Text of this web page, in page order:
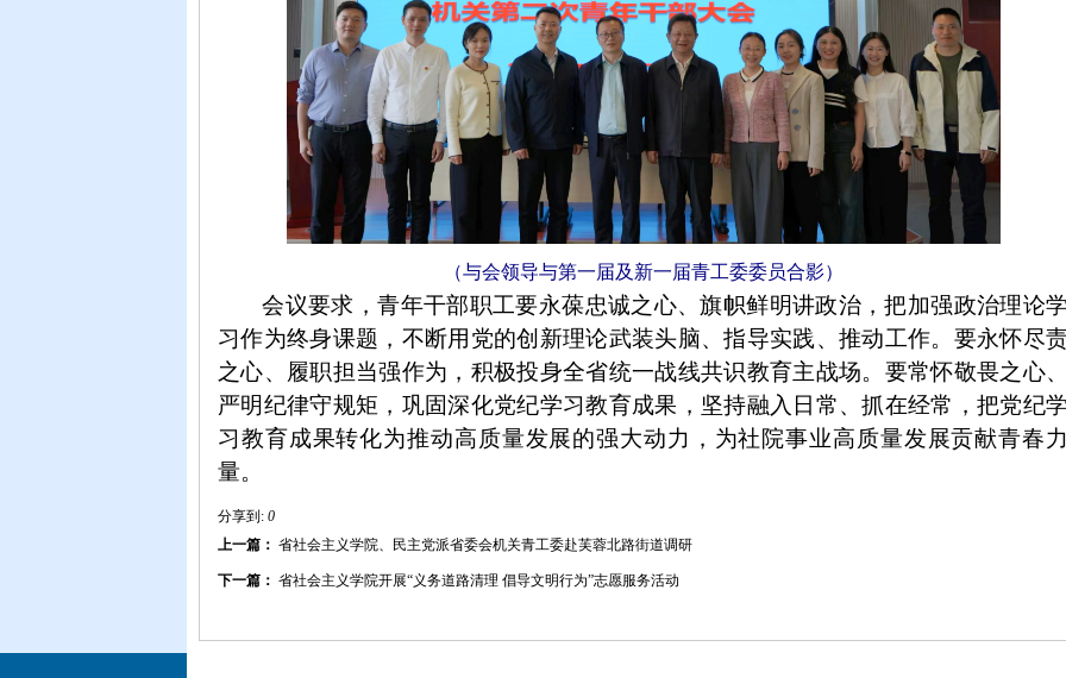
（与会领导与第一届及新一届青工委委员合影）
会议要求，青年干部职工要永葆忠诚之心、旗帜鲜明讲政治，把加强政治理论
习作为终身课题， 不断用党的创新理论武装头脑、指导实践、推动工作。 要永怀尽
之心、 履职担当强作为，积极投身全省统一战线共识教育主战场。要常怀敬畏之心
严明纪律守规矩，巩固深化党纪学习教育成果，坚持融入日常、抓在经常，把党纪
习教育成果转化为推动高质量发展的强大动力， 为社院事业高质量发展贡献青春
量。
分享到: 0
上一篇： 省社会主义学院、民主党派省委会机关青工委赴芙蓉北路街道调研
下一篇： 省社会主义学院开展“义务道路清理 倡导文明行为”志愿服务活动